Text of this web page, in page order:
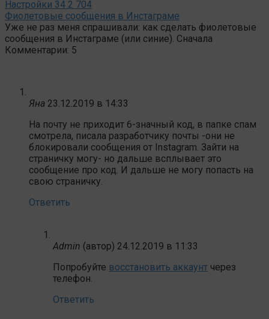
Настройки 34 2 704
Фиолетовые сообщения в Инстаграме
Уже не раз меня спрашивали: как сделать фиолетовые
сообщения в Инстаграме (или синие). Сначала
Комментарии: 5
Яна 23.12.2019 в 14:33
На почту не приходит 6-значный код, в папке спам
смотрела, писала разработчику почты -они не
блокировали сообщения от Instagram. Зайти на
страничку могу- но дальше всплывает это
сообщение про код. И дальше не могу попасть на
свою страничку.
Ответить
Admin (автор) 24.12.2019 в 11:33
Попробуйте восстановить аккаунт через
телефон.
Ответить